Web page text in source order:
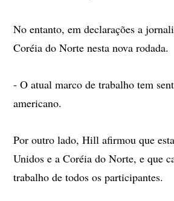
No entanto, em declarações a
Coréia do Norte nesta nova rodada.
- O atual marco de trabalho tem
americano.
Por outro lado, Hill afirmou que
Unidos e a Coréia do Norte, e que
trabalho de todos os participantes.